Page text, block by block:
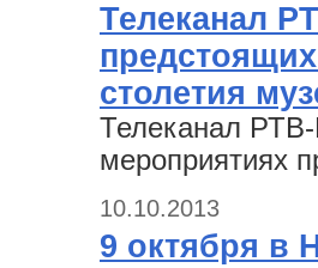
Телеканал
столетия
Телеканал
мероприятиях
10.10.2013
9 октября в